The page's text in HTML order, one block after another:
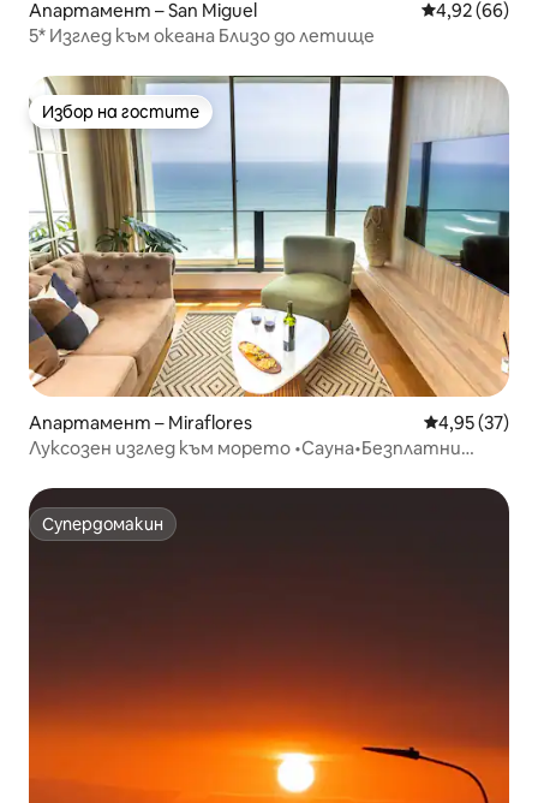
Апартамент – San Miguel Средна
4,92 (66)
5* Изглед към океана Близо до летище
Избор на гостите
Избор на гостите
Апартамент – Miraflores Средна
4,95 (37)
Луксозен изглед към морето •Сауна•Безплатни
Супердомакин
Супердомакин